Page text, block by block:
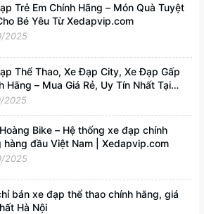
Trẻ Em Chính Hãng – Món Quà Tuyệt
Bé Yêu Từ Xedapvip.com
2025
Thể Thao, Xe Đạp City, Xe Đạp Gấp
Hãng – Mua Giá Rẻ, Uy Tín Nhất Tại
2025
Bike – Hệ thống xe đạp chính
hàng đầu Việt Nam | Xedapvip.com
2025
bán xe đạp thể thao chính hãng, giá
Hà Nội